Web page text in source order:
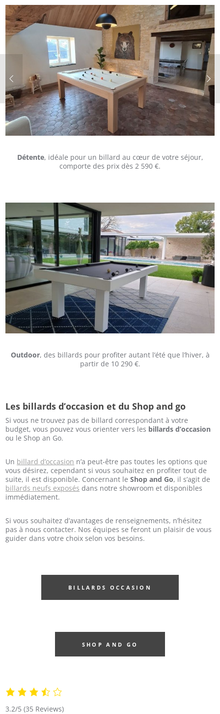
Détente, idéale pour un billard au cœur de votre séjour,
comporte des prix dès 2 590 €.
Outdoor, des billards pour profiter autant l’été que l’hiver, à
partir de 10 290 €.
Les billards d’occasion et du Shop and go
Si vous ne trouvez pas de billard correspondant à votre
budget, vous pouvez vous orienter vers les billards d’occasion
ou le Shop an Go.
Un billard d’occasion n’a peut-être pas toutes les options que
vous désirez, cependant si vous souhaitez en profiter tout de
suite, il est disponible. Concernant leShop and Go, il s’agit de
billards neufs exposés dans notre showroom et disponibles
immédiatement.
Si vous souhaitez d’avantages de renseignements, n’hésitez
pas à nous contacter. Nos équipes se feront un plaisir de vous
guider dans votre choix selon vos besoins.
BILLARDS OCCASION
SHOP AND GO
3.2/5(35 Reviews)